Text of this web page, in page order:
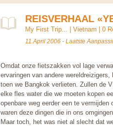
REISVERHAAL
My First Trip... Vietnam 0
11 April 2006 - Laatste
Omdat onze fietszakken vol lage
ervaringen van andere
toen we Bangkok verlieten. Zullen de
elke fles water die we moeten kopen
openbare weg eerder een te
waren deze dingen die in ons
Maar toch, het was niet al slecht dat